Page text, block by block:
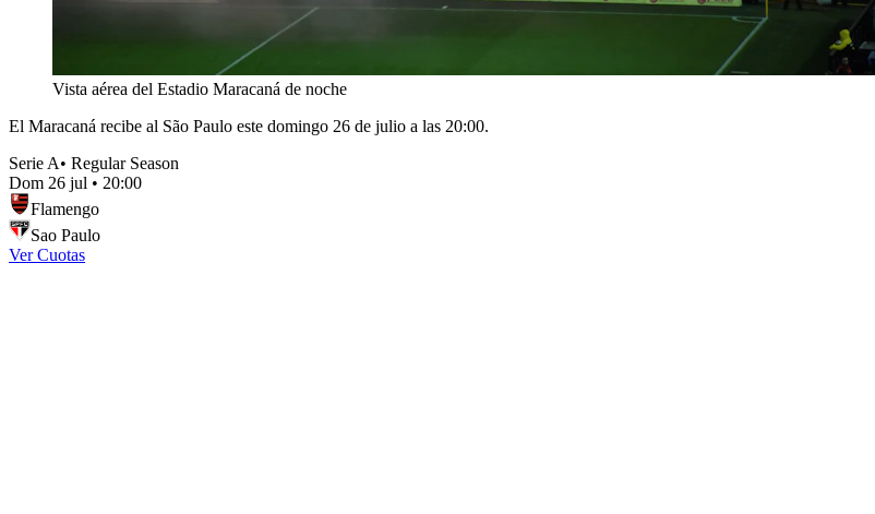
Vista aérea del Estadio Maracaná de noche
El Maracaná recibe al São Paulo este domingo 26 de julio a las 20:00.
Serie A• Regular Season
Dom 26 jul • 20:00
Flamengo
Sao Paulo
Ver Cuotas